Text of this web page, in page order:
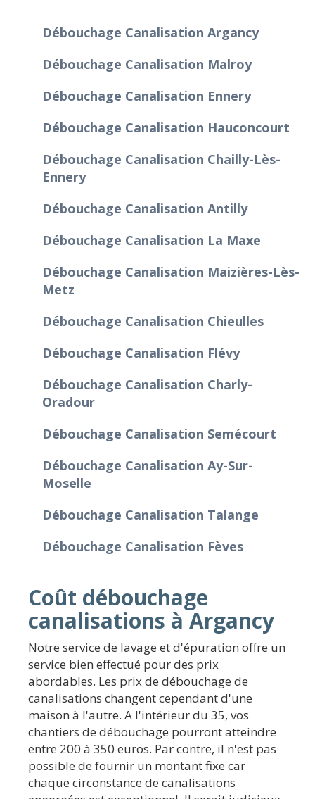
Débouchage Canalisation Argancy
Débouchage Canalisation Malroy
Débouchage Canalisation Ennery
Débouchage Canalisation Hauconcourt
Débouchage Canalisation Chailly-Lès-
Ennery
Débouchage Canalisation Antilly
Débouchage Canalisation La Maxe
Débouchage Canalisation Maizières-Lès-
Metz
Débouchage Canalisation Chieulles
Débouchage Canalisation Flévy
Débouchage Canalisation Charly-
Oradour
Débouchage Canalisation Semécourt
Débouchage Canalisation Ay-Sur-
Moselle
Débouchage Canalisation Talange
Débouchage Canalisation Fèves
Coût débouchage
canalisations à Argancy
Notre service de lavage et d'épuration offre un
service bien effectué pour des prix
abordables. Les prix de débouchage de
canalisations changent cependant d'une
maison à l'autre. A l'intérieur du 35, vos
chantiers de débouchage pourront atteindre
entre 200 à 350 euros. Par contre, il n'est pas
possible de fournir un montant fixe car
chaque circonstance de canalisations